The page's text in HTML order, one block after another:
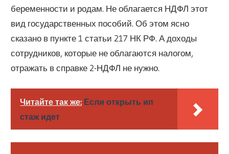
беременности и родам. Не облагается НДФЛ этот
вид государственных пособий. Об этом ясно
сказано в пункте 1 статьи 217 НК РФ. А доходы
сотрудников, которые не облагаются налогом,
отражать в справке 2-НДФЛ не нужно.
Читайте так же: Если открыть ип
стаж идет